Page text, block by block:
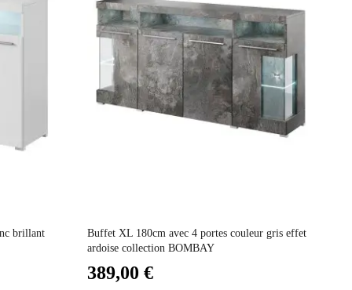
brillant
Buffet XL 180cm avec 4 portes couleur gris effet
ardoise collection BOMBAY
389,00 €